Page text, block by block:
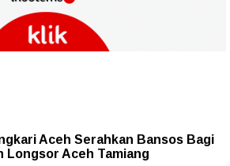
Aceh Serahkan Bansos Bagi
Longsor Aceh Tamiang